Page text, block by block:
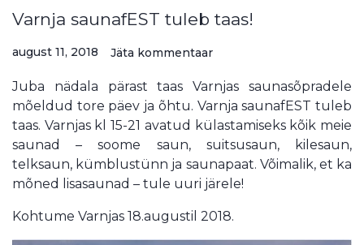
Varnja saunafEST tuleb taas!
august 11, 2018 Jäta kommentaar
Juba nädala pärast taas Varnjas saunasõpradele
mõeldud tore päev ja õhtu. Varnja saunafEST tuleb
taas. Varnjas kl 15-21 avatud külastamiseks kõik meie
saunad – soome saun, suitsusaun, kilesaun,
telksaun, kümblustünn ja saunapaat. Võimalik, et ka
mõned lisasaunad – tule uuri järele!
Kohtume Varnjas 18.augustil 2018.